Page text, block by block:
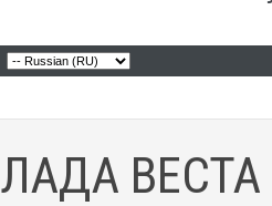
ЛАДА ВЕСТА